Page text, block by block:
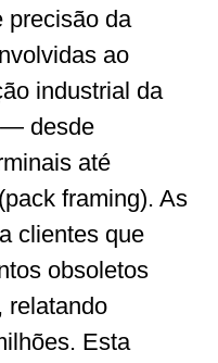
precisão da
ao
industrial da
— desde
até
framing). As
clientes que
obsoletos
relatando
Esta